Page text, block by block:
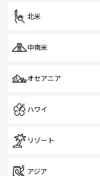
北米
中南米
オセアニア
ハワイ
リゾート
アジア